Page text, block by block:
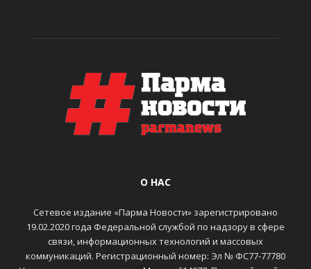
О НАС
Сетевое издание «Парма Новости» зарегистрировано
19.02.2020 года Федеральной службой по надзору в сфере
связи, информационных технологий и массовых
коммуникаций. Регистрационный номер: Эл № ФС77-77780